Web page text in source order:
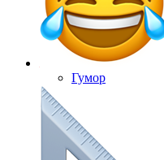
Гумор